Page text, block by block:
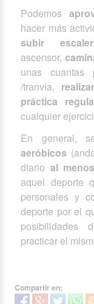
Podemos
hacer más
subir
ascensor,
unas
/tranvía,
práctica
cualquier
En general,
aeróbicos
diario al
aquel deporte
personales y
deporte por el
posibilidades
practicar el
Compartir en: